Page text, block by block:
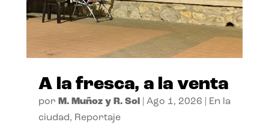
A la fresca, a la venta
por M. Muñoz y R. Sol| Ago 1, 2026
En la
ciudad, Reportaje